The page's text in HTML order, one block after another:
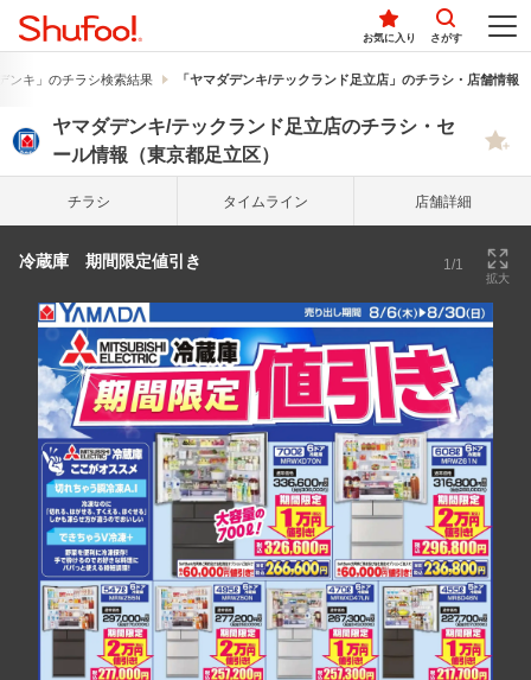
お気に入り さがす
ンキ」のチラシ検索結果 「ヤマダデンキ/テックランド足立店」のチラシ・店舗情報
ヤマダデンキ/テックランド足立店のチラシ・セ
ール情報（東京都足立区）
チラシ タイム ライン 店舗詳細
冷蔵庫 期間限定値引き 1/1
拡大